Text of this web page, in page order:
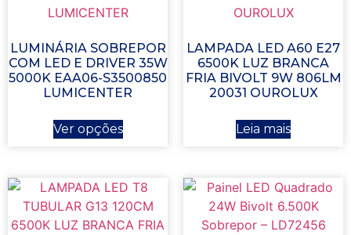
LUMINÁRIA SOBREPOR
COM LED E DRIVER 35W
5000K EAA06-S3500850
LUMICENTER
Ver opções
LAMPADA LED A60 E27
6500K LUZ BRANCA
FRIA BIVOLT 9W 806LM
20031 OUROLUX
Leia mais